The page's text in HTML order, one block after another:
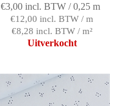
€3,00 incl. BTW / 0,25 m
€12,00 incl. BTW / m
€8,28 incl. BTW / m²
Uitverkocht